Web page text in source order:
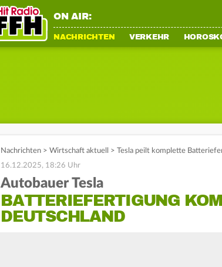
ON AIR:
NACHRICHTEN VERKEHR
Nachrichten > Wirtschaft aktuell > Tesla peilt komplette
16.12.2025, 18:26 Uhr
Autobauer Tesla
BATTERIEFERTIGUNG
DEUTSCHLAND